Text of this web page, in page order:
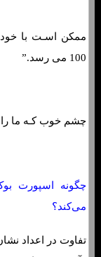
ممکن اسـت با خود
100 می رسد.”
چشم خوب کـه ما را
چگونه اسپورت
می‌کند؟
تفاوت در اعداد